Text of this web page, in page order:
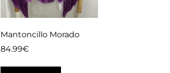
Mantoncillo Morado
84.99€